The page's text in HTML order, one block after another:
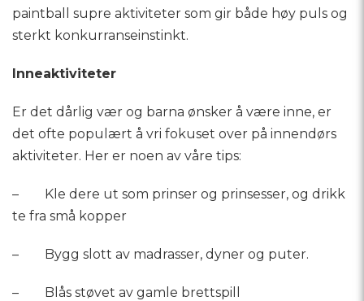
paintball supre aktiviteter som gir både høy puls og
sterkt konkurranseinstinkt.
Inneaktiviteter
Er det dårlig vær og barna ønsker å være inne, er
det ofte populært å vri fokuset over på innendørs
aktiviteter. Her er noen av våre tips:
– Kle dere ut som prinser og prinsesser, og drikk
te fra små kopper
– Bygg slott av madrasser, dyner og puter.
– Blås støvet av gamle brettspill